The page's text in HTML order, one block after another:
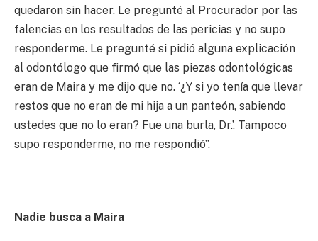
quedaron sin hacer. Le pregunté al Procurador por las
falencias en los resultados de las pericias y no supo
responderme. Le pregunté si pidió alguna explicación
al odontólogo que firmó que las piezas odontológicas
eran de Maira y me dijo que no. ‘¿Y si yo tenía que llevar
restos que no eran de mi hija a un panteón, sabiendo
ustedes que no lo eran? Fue una burla, Dr.’. Tampoco
supo responderme, no me respondió”.
Nadie busca a Maira